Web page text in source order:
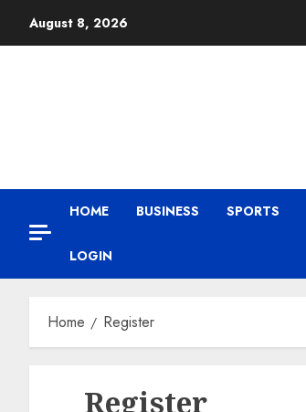
August 8, 2026
HOME BUSINESS SPORTS
LOGIN
Home Register
Register